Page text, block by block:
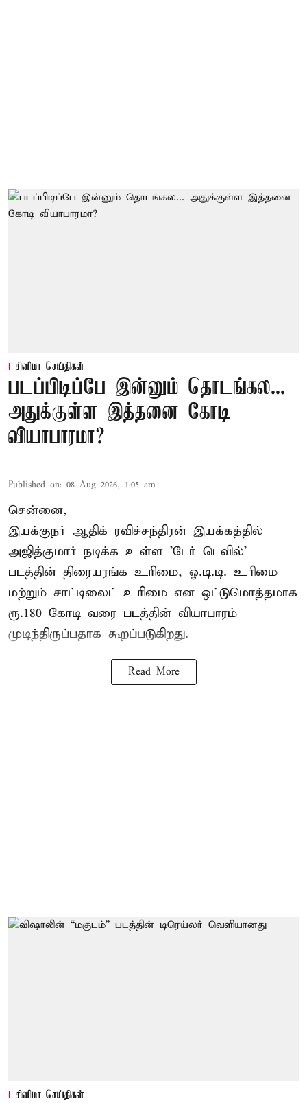
சினிமா செய்திகள்
படப்பிடிப்பே இன்னும் தொடங்கல...
அதுக்குள்ள இத்தனை கோடி
வியாபாரமா?
Published on: 08 Aug 2026, 1:05 am
சென்னை,
இயக்குநர் ஆதிக் ரவிச்சந்திரன் இயக்கத்தில்
அஜித்குமார் நடிக்க உள்ள 'டேர் டெவில்'
படத்தின் திரையரங்க உரிமை, ஓ.டி.டி. உரிமை
மற்றும் சாட்டிலைட் உரிமை என ஒட்டுமொத்தமாக
ரூ.180 கோடி வரை படத்தின் வியாபாரம்
முடிந்திருப்பதாக கூறப்படுகிறது.
Read More
சினிமா செய்திகள்